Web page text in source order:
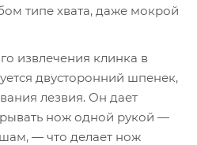
типе хвата, даже мокрой
извлечения клинка в
двусторонний шпенек,
лезвия. Он дает
нож одной рукой —
— что делает нож